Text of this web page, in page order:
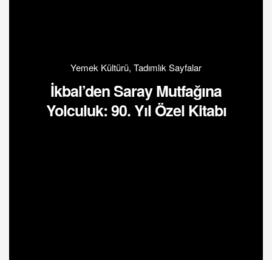
Yemek Kültürü, Tadımlık Sayfalar
İkbal’den Saray Mutfağına
Yolculuk: 90. Yıl Özel Kitabı